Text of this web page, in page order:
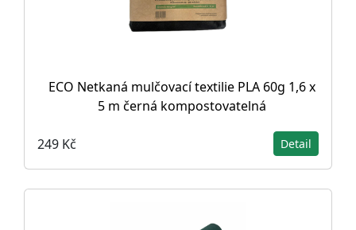
ECO Netkaná mulčovací textilie PLA 60g 1,6 x
5 m černá kompostovatelná
249 Kč Detail